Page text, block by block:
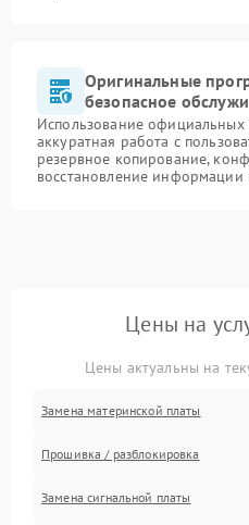
Оригинальные
безопасное
Использование
аккуратная работа с
резервное копирование,
восстановление
Цены на
Цены актуальны на
Замена материнской платы
Прошивка / разблокировка
Замена сигнальной платы